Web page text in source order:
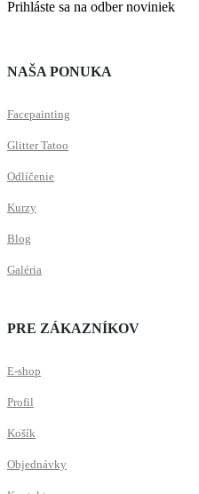
Prihláste sa na odber noviniek
NAŠA PONUKA
Facepainting
Glitter Tatoo
Odlíčenie
Kurzy
Blog
Galéria
PRE ZÁKAZNÍKOV
E-shop
Profil
Košík
Objednávky